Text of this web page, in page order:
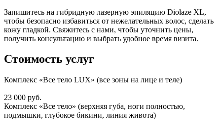
Запишитесь на гибридную лазерную эпиляцию Diolaze XL,
чтобы безопасно избавиться от нежелательных волос, сделать
кожу гладкой. Свяжитесь с нами, чтобы уточнить цены,
получить консультацию и выбрать удобное время визита.
Стоимость услуг
Комплекс «Все тело LUX» (все зоны на лице и теле)
23 000 руб.
Комплекс «Все тело» (верхняя губа, ноги полностью,
подмышки, глубокое бикини, линия живота)